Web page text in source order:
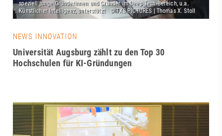
NEWS INNOVATION
Universität Augsburg zählt zu den Top 30
Hochschulen für KI-Gründungen